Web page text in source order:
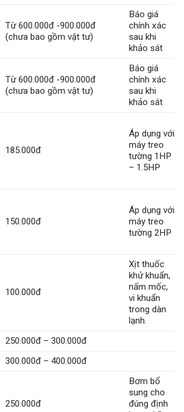
Từ 600.000đ -900.000đ
(chưa bao gồm vật tư)
Báo giá
chính xác
sau khi
khảo sát
Từ 600.000đ -900.000đ
(chưa bao gồm vật tư)
Báo giá
chính xác
sau khi
khảo sát
185.000đ
Áp dụng với
máy treo
tường 1HP
– 1.5HP
150.000đ
Áp dụng với
máy treo
tường 2HP
100.000đ
Xịt thuốc
khử khuẩn,
nấm mốc,
vi khuẩn
trong dàn
lạnh.
250.000đ – 300.000đ
300.000đ – 400.000đ
250.000đ
Bơm bổ
sung cho
đúng định